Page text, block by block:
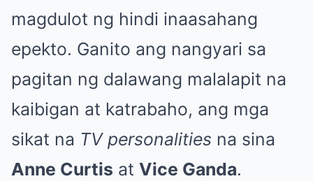
magdulot ng hindi inaasahang
epekto. Ganito ang nangyari sa
pagitan ng dalawang malalapit na
kaibigan at katrabaho, ang mga
sikat na TV personalities na sina
Anne Curtis at Vice Ganda.